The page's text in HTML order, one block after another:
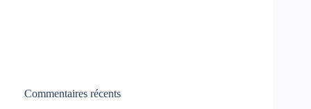
Commentaires récents